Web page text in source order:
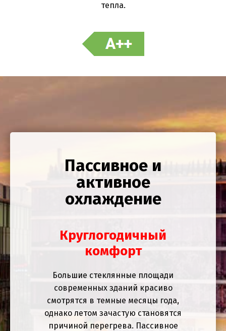
тепла.
Пассивное и
активное
охлаждение
Круглогодичный
комфорт
Большие стеклянные площади
современных зданий красиво
смотрятся в темные месяцы года,
однако летом зачастую становятся
причиной перегрева. Пассивное